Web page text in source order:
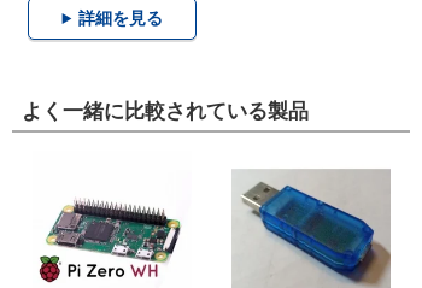
詳細を見る
よく一緒に比較されている製品